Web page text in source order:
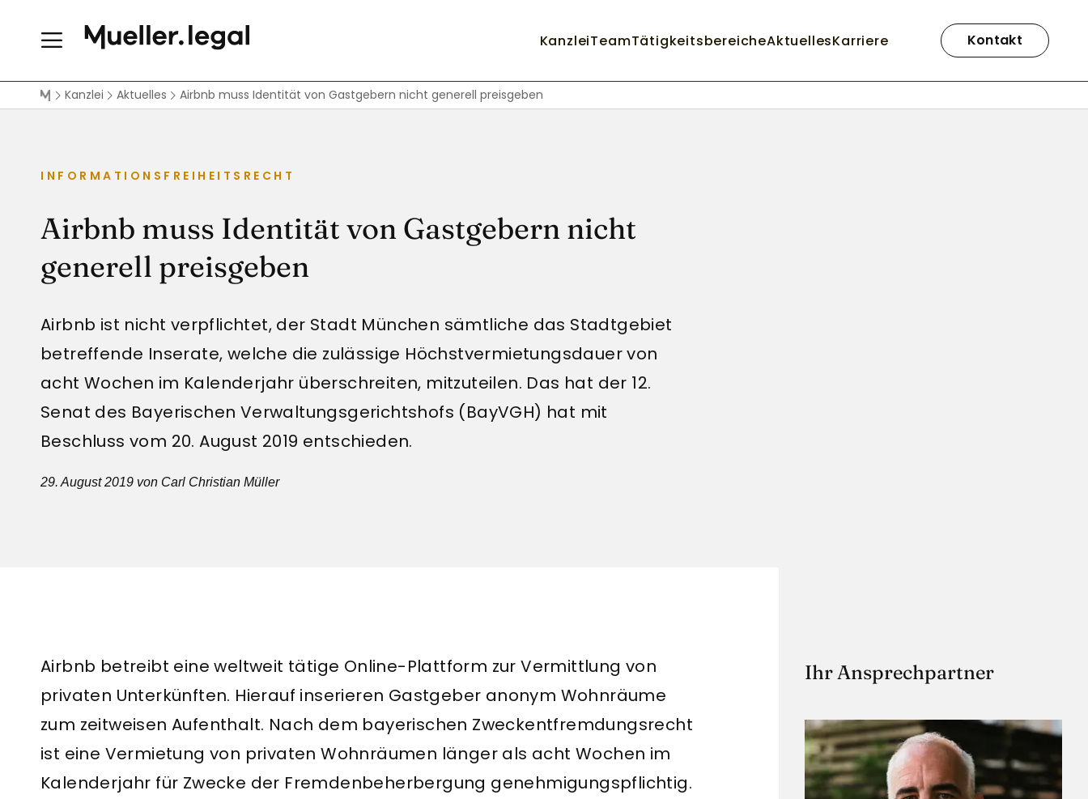
überspringen
KanzleiTeamTätigkeitsbereicheAktuellesKarriere Kontakt
Kanzlei Aktuelles Airbnb muss Identität von Gastgebern nicht generell preisgeben
INFORMATIONSFREIHEITSRECHT
Airbnb muss Identität von Gastgebern nicht
generell preisgeben
Airbnb ist nicht verpflichtet, der Stadt München sämtliche das Stadtgebiet
betreffende Inserate, welche die zulässige Höchstvermietungsdauer von
acht Wochen im Kalenderjahr überschreiten, mitzuteilen. Das hat der 12.
Senat des Bayerischen Verwaltungsgerichtshofs (BayVGH) hat mit
Beschluss vom 20. August 2019 entschieden.
29. August 2019 von Carl Christian Müller
Airbnb betreibt eine weltweit tätige Online-Plattform zur Vermittlung von
privaten Unterkünften. Hierauf inserieren Gastgeber anonym Wohnräume
zum zeitweisen Aufenthalt. Nach dem bayerischen Zweckentfremdungsrecht
ist eine Vermietung von privaten Wohnräumen länger als acht Wochen im
Kalenderjahr für Zwecke der Fremdenbeherbergung genehmigungspflichtig.
Ihr Ansprechpartner